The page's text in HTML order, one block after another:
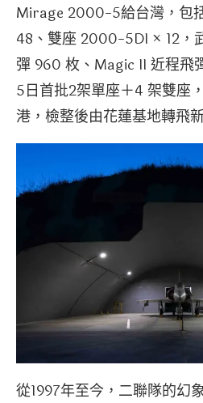
Mirage 2000-5給台灣，包
48、雙座 2000-5DI × 12，
彈 960 枚、Magic II 近程飛
5日首批2架單座＋4 架雙座
港，檢整後由花蓮基地轉飛
從1997年至今，二聯隊的幻